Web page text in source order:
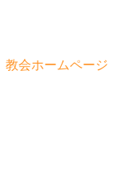
教会ホームページ